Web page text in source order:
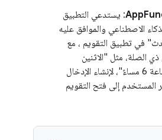
: يستدعي التطبيق
الاصطناعي والموافق عليه
في تطبيق التقويم ، مع
الصلة، مثل "الاثنين
المقبل" و"الساعة 6 مساءً"، لإنشاء الإدخال
إلى فتح التقويم